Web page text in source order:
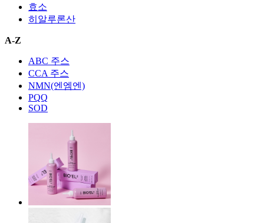
효소
히알루론산
A-Z
ABC 주스
CCA 주스
NMN(엔엠엔)
PQQ
SOD